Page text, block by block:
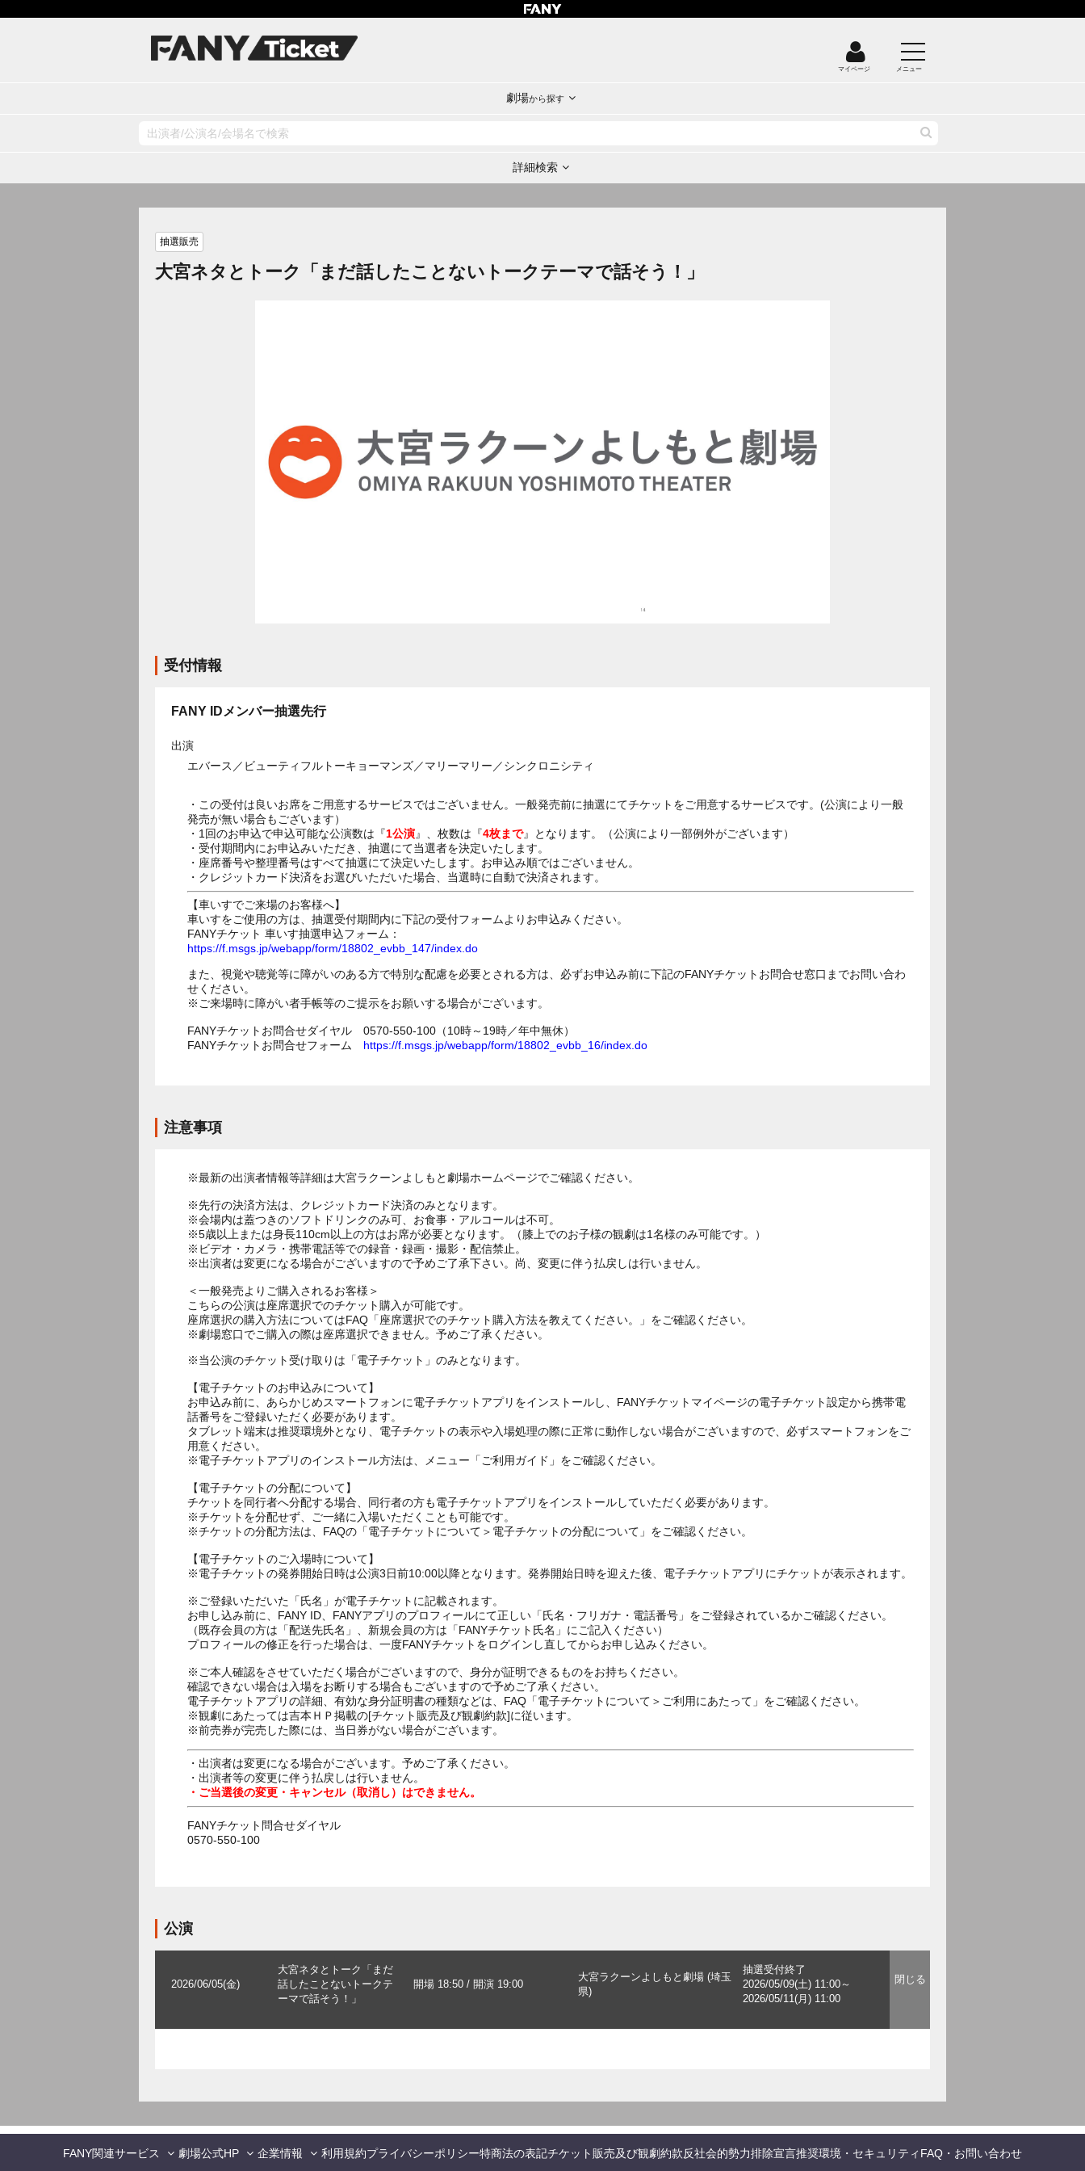
マイページ メニュー
劇場から探す
詳細検索
抽選販売
大宮ネタとトーク「まだ話したことないトークテーマで話そう！」
受付情報
FANY IDメンバー抽選先行
出演
エバース／ビューティフルトーキョーマンズ／マリーマリー／シンクロニシティ
・この受付は良いお席をご用意するサービスではございません。一般発売前に抽選にてチケットをご用意するサービスです。(公演により一般
発売が無い場合もございます）
・1回のお申込で申込可能な公演数は『1公演』、枚数は『4枚まで』となります。（公演により一部例外がございます）
・受付期間内にお申込みいただき、抽選にて当選者を決定いたします。
・座席番号や整理番号はすべて抽選にて決定いたします。お申込み順ではございません。
・クレジットカード決済をお選びいただいた場合、当選時に自動で決済されます。
【車いすでご来場のお客様へ】
車いすをご使用の方は、抽選受付期間内に下記の受付フォームよりお申込みください。
FANYチケット 車いす抽選申込フォーム：
https://f.msgs.jp/webapp/form/18802_evbb_147/index.do
また、視覚や聴覚等に障がいのある方で特別な配慮を必要とされる方は、必ずお申込み前に下記のFANYチケットお問合せ窓口までお問い合わ
せください。
※ご来場時に障がい者手帳等のご提示をお願いする場合がございます。
FANYチケットお問合せダイヤル 0570-550-100（10時～19時／年中無休）
FANYチケットお問合せフォーム https://f.msgs.jp/webapp/form/18802_evbb_16/index.do
注意事項
※最新の出演者情報等詳細は大宮ラクーンよしもと劇場ホームページでご確認ください。
※先行の決済方法は、クレジットカード決済のみとなります。
※会場内は蓋つきのソフトドリンクのみ可、お食事・アルコールは不可。
※5歳以上または身長110cm以上の方はお席が必要となります。（膝上でのお子様の観劇は1名様のみ可能です。）
※ビデオ・カメラ・携帯電話等での録音・録画・撮影・配信禁止。
※出演者は変更になる場合がございますので予めご了承下さい。尚、変更に伴う払戻しは行いません。
＜一般発売よりご購入されるお客様＞
こちらの公演は座席選択でのチケット購入が可能です。
座席選択の購入方法についてはFAQ「座席選択でのチケット購入方法を教えてください。」をご確認ください。
※劇場窓口でご購入の際は座席選択できません。予めご了承ください。
※当公演のチケット受け取りは「電子チケット」のみとなります。
【電子チケットのお申込みについて】
お申込み前に、あらかじめスマートフォンに電子チケットアプリをインストールし、FANYチケットマイページの電子チケット設定から携帯電
話番号をご登録いただく必要があります。
タブレット端末は推奨環境外となり、電子チケットの表示や入場処理の際に正常に動作しない場合がございますので、必ずスマートフォンをご
用意ください。
※電子チケットアプリのインストール方法は、メニュー「ご利用ガイド」をご確認ください。
【電子チケットの分配について】
チケットを同行者へ分配する場合、同行者の方も電子チケットアプリをインストールしていただく必要があります。
※チケットを分配せず、ご一緒に入場いただくことも可能です。
※チケットの分配方法は、FAQの「電子チケットについて＞電子チケットの分配について」をご確認ください。
【電子チケットのご入場時について】
※電子チケットの発券開始日時は公演3日前10:00以降となります。発券開始日時を迎えた後、電子チケットアプリにチケットが表示されます。
※ご登録いただいた「氏名」が電子チケットに記載されます。
お申し込み前に、FANY ID、FANYアプリのプロフィールにて正しい「氏名・フリガナ・電話番号」をご登録されているかご確認ください。
（既存会員の方は「配送先氏名」、新規会員の方は「FANYチケット氏名」にご記入ください）
プロフィールの修正を行った場合は、一度FANYチケットをログインし直してからお申し込みください。
※ご本人確認をさせていただく場合がございますので、身分が証明できるものをお持ちください。
確認できない場合は入場をお断りする場合もございますので予めご了承ください。
電子チケットアプリの詳細、有効な身分証明書の種類などは、FAQ「電子チケットについて＞ご利用にあたって」をご確認ください。
※観劇にあたっては吉本ＨＰ掲載の[チケット販売及び観劇約款]に従います。
※前売券が完売した際には、当日券がない場合がございます。
・出演者は変更になる場合がございます。予めご了承ください。
・出演者等の変更に伴う払戻しは行いません。
・ご当選後の変更・キャンセル（取消し）はできません。
FANYチケット問合せダイヤル
0570-550-100
公演
2026/06/05(金)
大宮ネタとトーク「まだ
話したことないトークテ
ーマで話そう！」
開場 18:50 / 開演 19:00
大宮ラクーンよしもと劇場 (埼玉
県)
抽選受付終了
2026/05/09(土) 11:00～
2026/05/11(月) 11:00
FANY関連サービス 劇場公式HP 企業情報 利用規約プライバシーポリシー特商法の表記チケット販売及び観劇約款反社会的勢力排除宣言推奨環境・セキュリティ FAQ・お問い合わせ